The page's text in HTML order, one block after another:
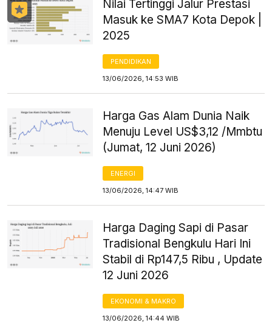
Nilai Tertinggi Jalur Prestasi
Masuk ke SMA7 Kota Depok |
2025
PENDIDIKAN
13/06/2026, 14:53 WIB
Harga Gas Alam Dunia Naik
Menuju Level US$3,12 /Mmbtu
(Jumat, 12 Juni 2026)
ENERGI
13/06/2026, 14:47 WIB
Harga Daging Sapi di Pasar
Tradisional Bengkulu Hari Ini
Stabil di Rp147,5 Ribu , Update
12 Juni 2026
EKONOMI & MAKRO
13/06/2026, 14:44 WIB